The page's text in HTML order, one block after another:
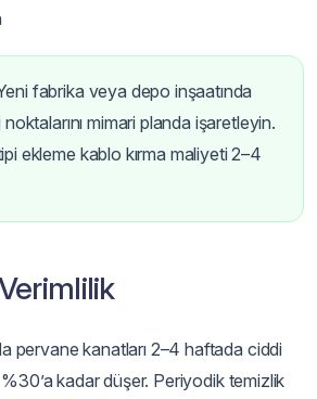
fabrika veya depo inşaatında
mimari planda işaretleyin.
ekleme kablo kırma maliyeti 2–4
pervane kanatları 2–4 haftada ciddi
kadar düşer. Periyodik temizlik